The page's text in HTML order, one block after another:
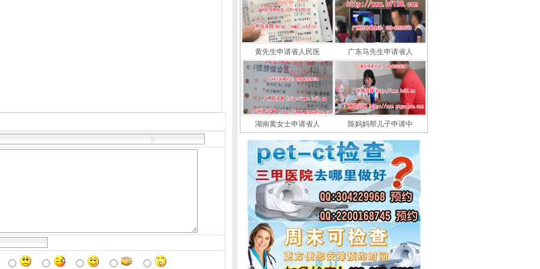
黄先生申请省人民医 广东马先生申请省人
湖南黄女士申请省人 陈妈妈帮儿子申请中